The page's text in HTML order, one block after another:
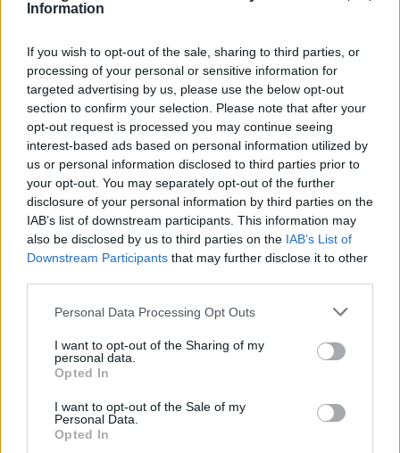
Information
If you wish to opt-out of the sale, sharing to third parties, or
processing of your personal or sensitive information for
targeted advertising by us, please use the below opt-out
section to confirm your selection. Please note that after your
opt-out request is processed you may continue seeing
interest-based ads based on personal information utilized by
us or personal information disclosed to third parties prior to
your opt-out. You may separately opt-out of the further
disclosure of your personal information by third parties on the
IAB’s list of downstream participants. This information may
also be disclosed by us to third parties on the IAB’s List of
Downstream Participants that may further disclose it to other
Please note that this website/app uses one or more Google
not limited to your visit or usage behaviour. You may click to
grant or deny consent to Google and its third-party tags to
use your data for below specified purposes in below Google
consent section.
Personal Data Processing Opt Outs
I want to opt-out of the Sharing of my
personal data.
Opted In
I want to opt-out of the Sale of my
Personal Data.
Opted In
pórul. Ugyanazon a szakaszon nagy
meglepetésre elbúcsúztunk az Európa-bajnoki
címcédő Miko Marczyktól, aki balesetet
szenvedett. A versenyzők szerencsére jól vannak,
de nem tudták folytatni a futamot.
A spanyolok kibérelték a dobogót, José Antonio
Suárez 9.8 másodperccel vezet Iván Ares előtt, a
harmadik helyet Álvaro Muniz foglalja el 11.6
másodperces hátránnyal, mindössze 0.4
Giandomenico Bassót. Az első tízben öt spanyol
versenyző található, a hazai pálya előnye
rengeteget számít a látottak alapján. A részletes
eredményekITTolvashatóak.